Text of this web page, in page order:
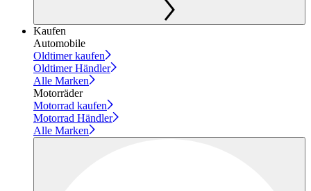
Kaufen
Automobile
Oldtimer kaufen
Oldtimer Händler
Alle Marken
Motorräder
Motorrad kaufen
Motorrad Händler
Alle Marken